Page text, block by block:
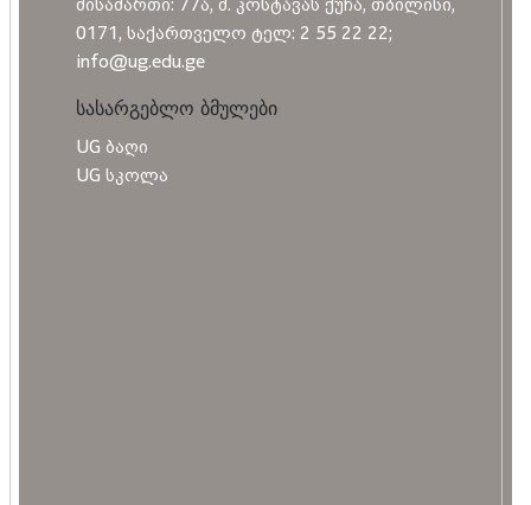
0171, საქართველო ტელ: 2 55 22 22;
info@ug.edu.ge
სასარგებლო ბმულები
UG ბაღი
UG სკოლა